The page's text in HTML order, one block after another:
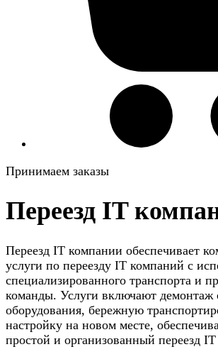
Принимаем заказы
Переезд IT
Переезд IT компании обеспечивает
услуги по переезду IT компаний с
специализированного транспорта и
команды. Услуги включают демонтаж
оборудования, бережную
настройку на новом месте,
простой и организованный переезд